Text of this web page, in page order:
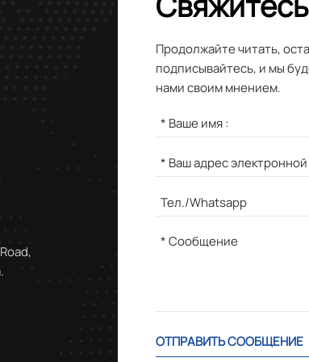
Продолжайте читать,
подписывайтесь, и мы
нами своим мнением.
ОТПРАВИТЬ СООБЩЕНИЕ